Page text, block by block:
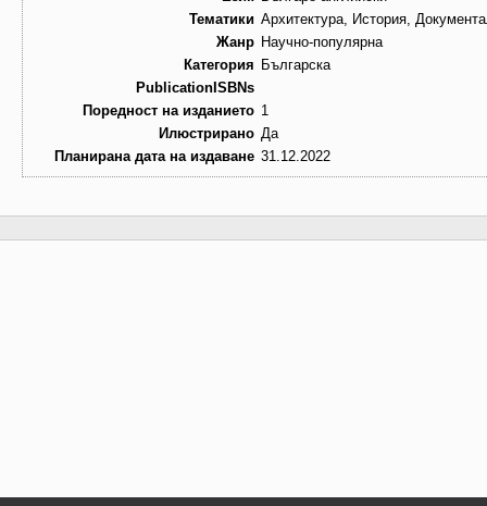
Тематики Архитектура, История,
Жанр Научно-популярна
Категория Българска
PublicationISBNs
Поредност на изданието 1
Илюстрирано Да
Планирана дата на издаване 31.12.2022